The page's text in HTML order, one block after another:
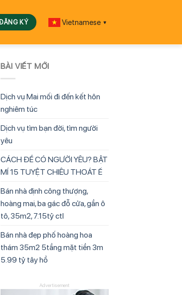
Vietnamese ▼
BÀI VIẾT MỚI
Dịch vụ Mai mối đi đến kết hôn
nghiêm túc
Dịch vụ tìm bạn đời, tìm người
yêu
CÁCH ĐỂ CÓ NGƯỜI YÊU? BẬT
MÍ 15 TUYỆT CHIÊU THOÁT Ế
Bán nhà định công thượng,
hoàng mai, ba gác đỗ cửa, gần ô
tô, 35m2, 7.15tỷ ctl
Bán nhà đẹp phố hoàng hoa
thám 35m2 5tầng mặt tiền 3m
5.99 tỷ tây hồ
Advertisement